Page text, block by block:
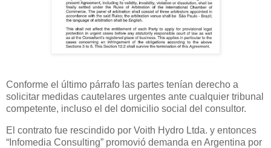
Conforme el último párrafo las partes tenían derecho a
solicitar medidas cautelares urgentes ante cualquier tribunal
competente, incluso el del domicilio social del consultor.
El contrato fue rescindido por Voith Hydro Ltda. y entonces
“Infomedia Consulting” promovió demanda en Argentina por